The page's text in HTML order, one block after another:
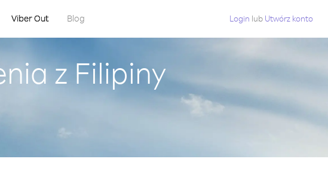
Viber Out Blog Login lub Utwórz konto
z Filipiny